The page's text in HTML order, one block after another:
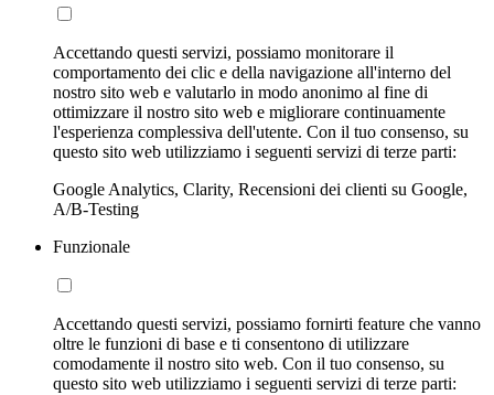
Accettando questi servizi, possiamo monitorare il
comportamento dei clic e della navigazione all'interno del
nostro sito web e valutarlo in modo anonimo al fine di
ottimizzare il nostro sito web e migliorare continuamente
l'esperienza complessiva dell'utente. Con il tuo consenso, su
questo sito web utilizziamo i seguenti servizi di terze parti:
Google Analytics, Clarity, Recensioni dei clienti su Google,
A/B-Testing
Funzionale
Accettando questi servizi, possiamo fornirti feature che vanno
oltre le funzioni di base e ti consentono di utilizzare
comodamente il nostro sito web. Con il tuo consenso, su
questo sito web utilizziamo i seguenti servizi di terze parti: